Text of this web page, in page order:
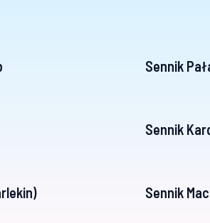
Sennik
Sennik
Sennik